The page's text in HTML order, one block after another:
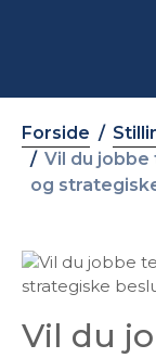
Forside
Vil du
og
Vil du